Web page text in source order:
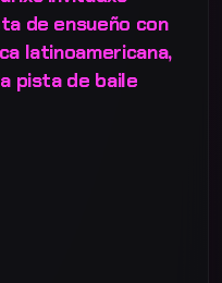
de ensueño con
latinoamericana,
pista de baile